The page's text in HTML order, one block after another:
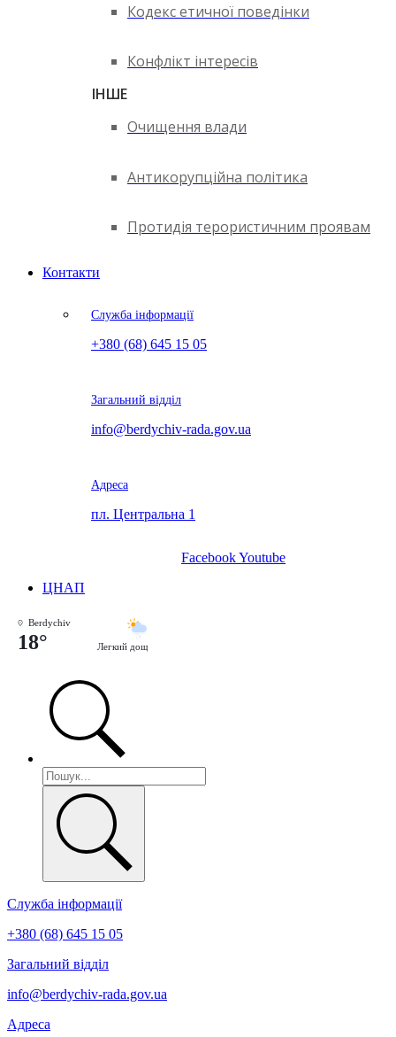
Кодекс етичної поведінки
Конфлікт інтересів
ІНШЕ
Очищення влади
Антикорупційна політика
Протидія терористичним проявам
Контакти
Служба інформації
+380 (68) 645 15 05
Загальний відділ
info@berdychiv-rada.gov.ua
Адреса
пл. Центральна 1
FacebookYoutube
ЦНАП
Berdychiv
18° Легкий дощ
Служба інформації
+380 (68) 645 15 05
Загальний відділ
info@berdychiv-rada.gov.ua
Адреса